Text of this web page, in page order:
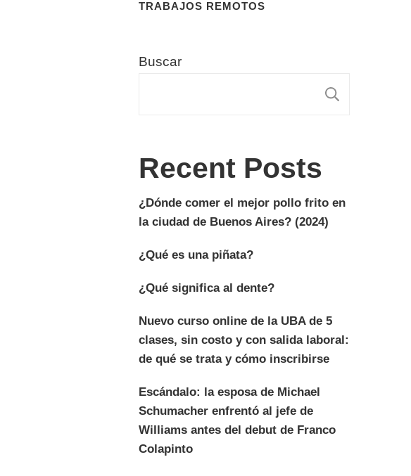
TRABAJOS REMOTOS
Buscar
Recent Posts
¿Dónde comer el mejor pollo frito en
la ciudad de Buenos Aires? (2024)
¿Qué es una piñata?
¿Qué significa al dente?
Nuevo curso online de la UBA de 5
clases, sin costo y con salida laboral:
de qué se trata y cómo inscribirse
Escándalo: la esposa de Michael
Schumacher enfrentó al jefe de
Williams antes del debut de Franco
Colapinto